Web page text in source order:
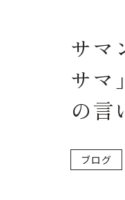
サマ
サマ
の言
ブログ